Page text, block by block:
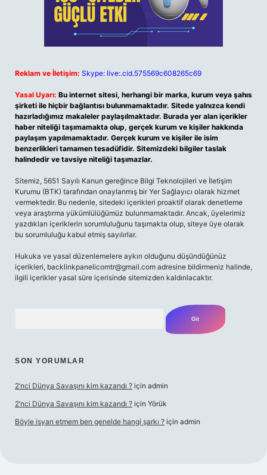
Reklam ve İletişim: Skype: live:.cid.575569c608265c69
Yasal Uyarı: Bu internet sitesi, herhangi bir marka, kurum veya şahıs
şirketi ile hiçbir bağlantısı bulunmamaktadır. Sitede yalnızca kendi
hazırladığımız makaleler paylaşılmaktadır. Burada yer alan içerikler
haber niteliği taşımamakta olup, gerçek kurum ve kişiler hakkında
paylaşım yapılmamaktadır. Gerçek kurum ve kişiler ile isim
benzerlikleri tamamen tesadüfidir. Sitemizdeki bilgiler taslak
halindedir ve tavsiye niteliği taşımazlar.
Sitemiz, 5651 Sayılı Kanun gereğince Bilgi Teknolojileri ve İletişim
Kurumu (BTK) tarafından onaylanmış bir Yer Sağlayıcı olarak hizmet
vermektedir. Bu nedenle, sitedeki içerikleri proaktif olarak denetleme
veya araştırma yükümlülüğümüz bulunmamaktadır. Ancak, üyelerimiz
yazdıkları içeriklerin sorumluluğunu taşımakta olup, siteye üye olarak
bu sorumluluğu kabul etmiş sayılırlar.
Hukuka ve yasal düzenlemelere aykırı olduğunu düşündüğünüz
içerikleri, backlinkpanelicomtr@gmail.com adresine bildirmeniz halinde,
ilgili içerikler yasal süre içerisinde sitemizden kaldırılacaktır.
SON YORUMLAR
2’nci Dünya Savaşını kim kazandı ? için admin
2’nci Dünya Savaşını kim kazandı ? için Yörük
Böyle isyan etmem ben genelde hangi şarkı ? için admin